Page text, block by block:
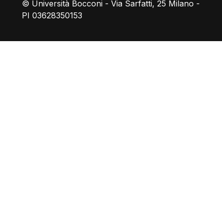
© Università Bocconi - Via Sarfatti, 25 Milano -
PI 03628350153